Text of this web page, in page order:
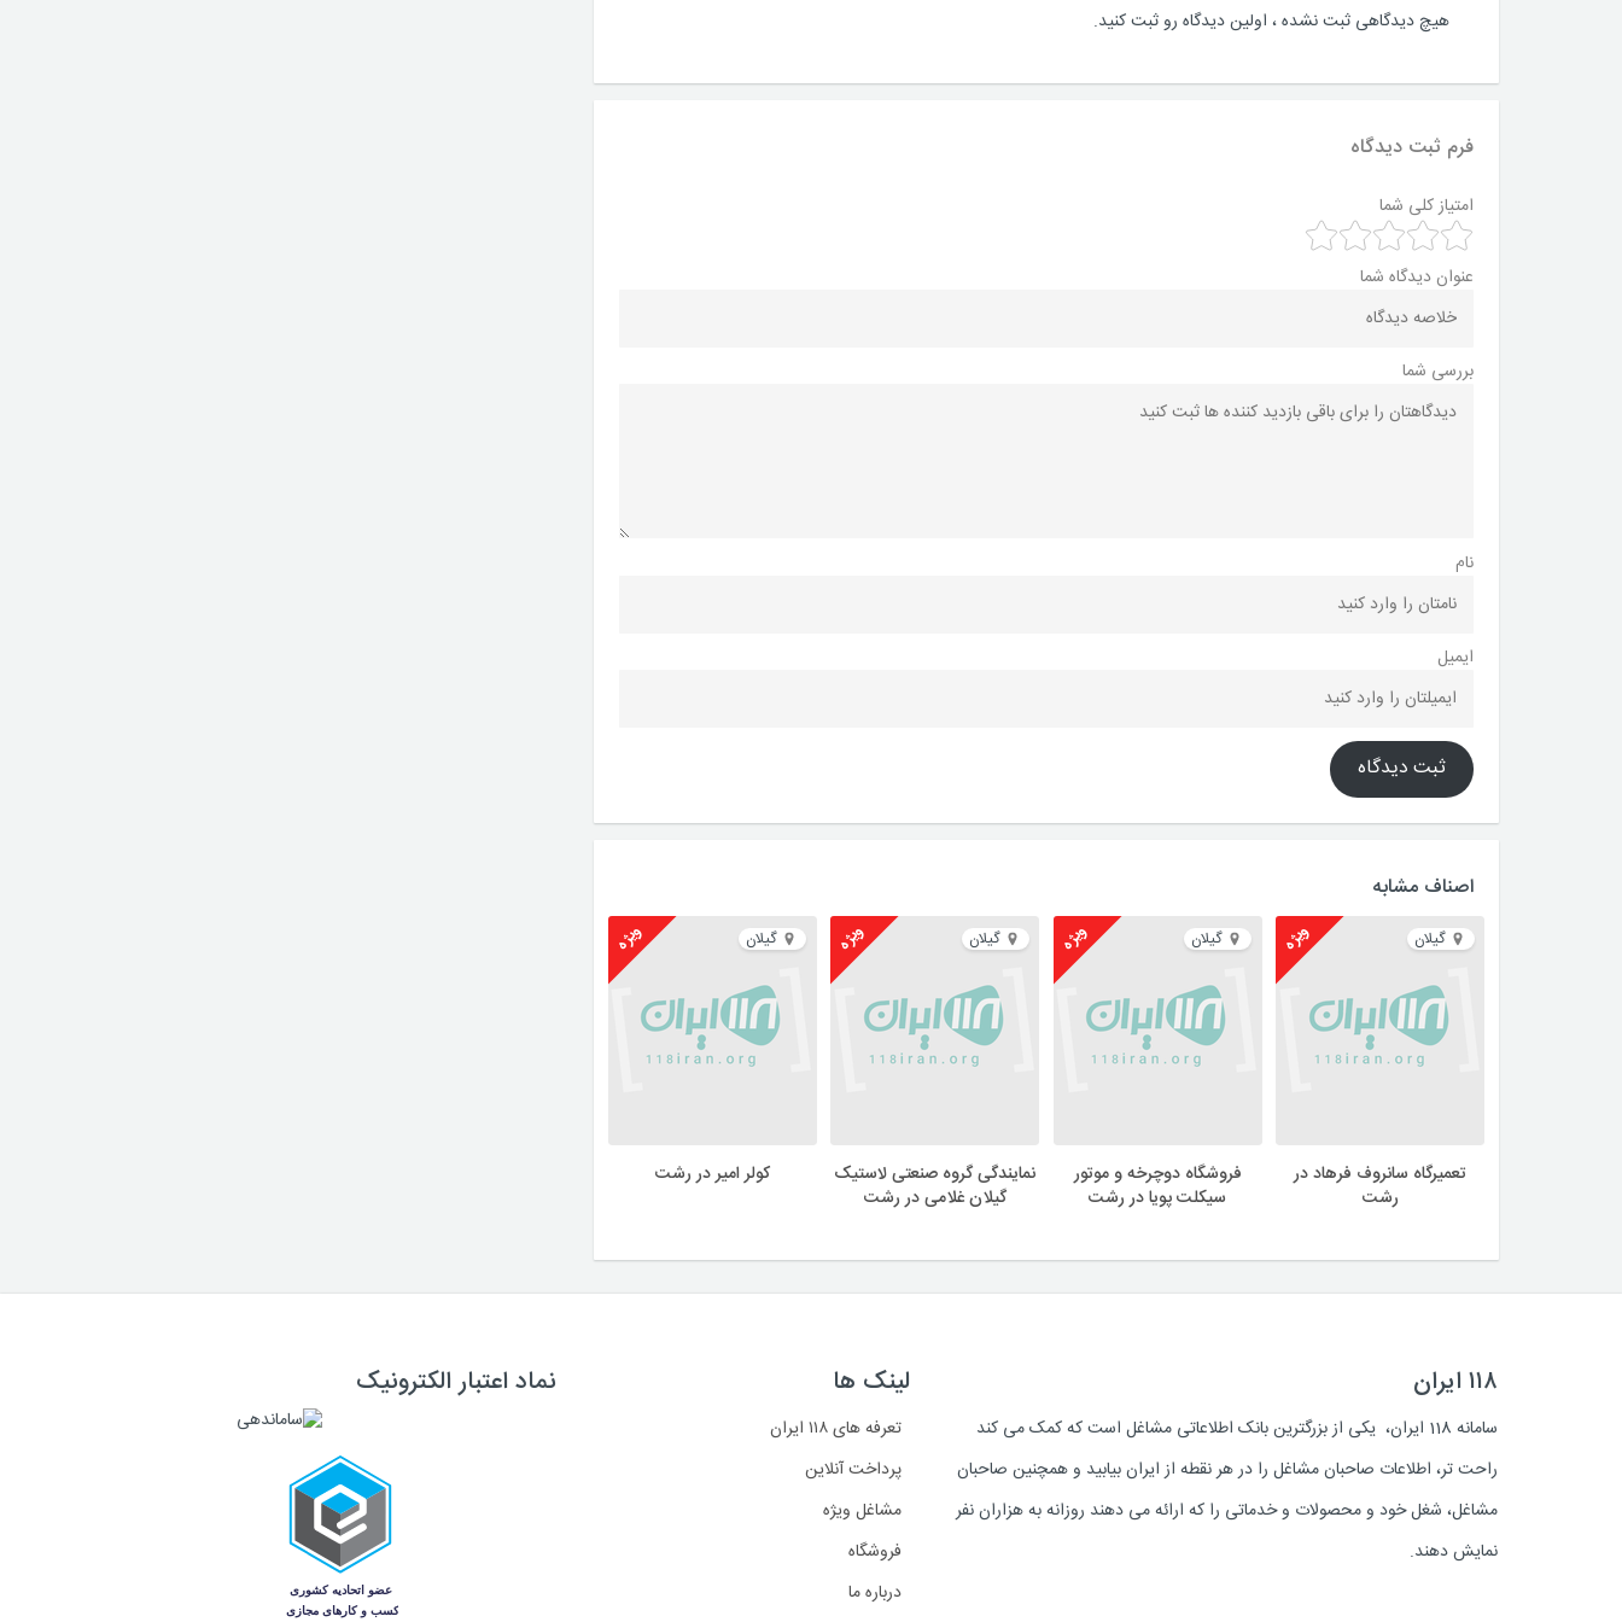
هیچ دیدگاهی ثبت نشده ، اولین دیدگاه رو ثبت کنید.
فرم ثبت دیدگاه
امتیاز کلی شما
عنوان دیدگاه شما
بررسی شما
نام
ایمیل
ثبت دیدگاه
اصناف مشابه
گیلان ویژه
تعمیرگاه سانروف فرهاد در
رشت
گیلان ویژه
فروشگاه دوچرخه و موتور
سیکلت پویا در رشت
گیلان ویژه
نمایندگی گروه صنعتی لاستیک
گیلان غلامی در رشت
گیلان ویژه
کولر امیر در رشت
۱۱۸ ایران
سامانه 118 ایران، یکی از بزرگترین بانک اطلاعاتی مشاغل است که کمک می کند
راحت تر، اطلاعات صاحبان مشاغل را در هر نقطه از ایران بیابید و همچنین صاحبان
مشاغل، شغل خود و محصولات و خدماتی را که ارائه می دهند روزانه به هزاران نفر
نمایش دهند.
لینک ها
تعرفه های ۱۱۸ ایران
پرداخت آنلاین
مشاغل ویژه
فروشگاه
درباره ما
نماد اعتبار الکترونیک